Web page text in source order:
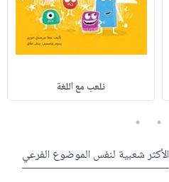
نلعب مع اللغة
2
3
الأكثر شعبية لنفس الموضوع الفرعي